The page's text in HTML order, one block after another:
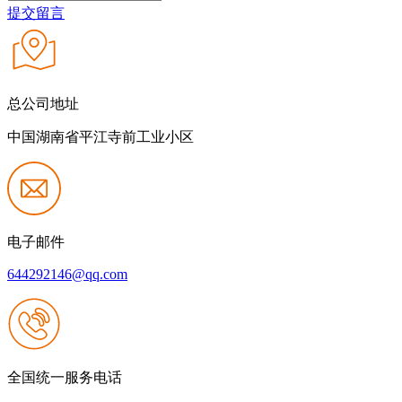
提交留言
总公司地址
中国湖南省平江寺前工业小区
电子邮件
644292146@qq.com
全国统一服务电话